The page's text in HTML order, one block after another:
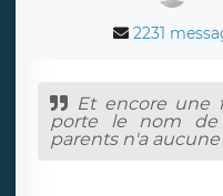
2231
Et encore une
porte le nom
parents n'a